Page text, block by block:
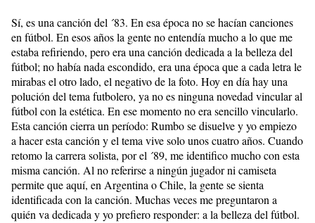
Sí, es una canción del ´83. En esa época no se hacían canciones
en fútbol. En esos años la gente no entendía mucho a lo que me
estaba refiriendo, pero era una canción dedicada a la belleza del
fútbol; no había nada escondido, era una época que a cada letra le
mirabas el otro lado, el negativo de la foto. Hoy en día hay una
polución del tema futbolero, ya no es ninguna novedad vincular al
fútbol con la estética. En ese momento no era sencillo vincularlo.
Esta canción cierra un período: Rumbo se disuelve y yo empiezo
a hacer esta canción y el tema vive solo unos cuatro años. Cuando
retomo la carrera solista, por el ´89, me identifico mucho con esta
misma canción. Al no referirse a ningún jugador ni camiseta
permite que aquí, en Argentina o Chile, la gente se sienta
identificada con la canción. Muchas veces me preguntaron a
quién va dedicada y yo prefiero responder: a la belleza del fútbol.